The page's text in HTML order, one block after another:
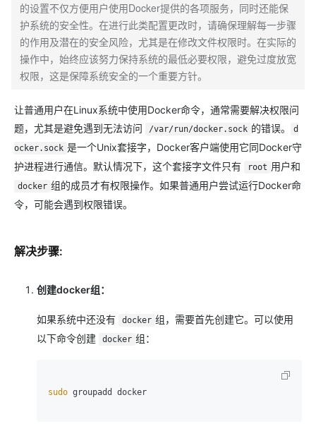
的设置不仅方便用户使用Docker提供的各项服务，同时还能保
护系统的安全性。在进行此类配置更改时，请确保理解每一步骤
的作用及潜在的安全风险，尤其是在修改文件权限时。在实际的
操作中，始终应该努力保持系统的最低必要权限，避免过度放宽
权限，这是保障系统安全的一个重要方针。
让普通用户在Linux系统中使用Docker命令，通常需要解决权限问
题，尤其是避免遇到无法访问
/var/run/docker.sock 的错误。
d
ocker.sock 是一个Unix套接字，Docker客户端使用它同Docker守
护进程进行通信。默认情况下，这个套接字文件只有
root 用户和
docker 组的成员才有权限操作。如果普通用户尝试运行Docker命
令，可能会遇到权限错误。
解决步骤:
创建docker组：
如果系统中还没有 docker 组，需要首先创建它。可以使用
以下命令创建
docker 组：
sudo groupadd docker